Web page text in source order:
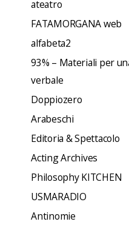
ateatro
FATAMORGANA web
alfabeta2
93% – Materiali per
verbale
Doppiozero
Arabeschi
Editoria & Spettacolo
Acting Archives
Philosophy KITCHEN
USMARADIO
Antinomie